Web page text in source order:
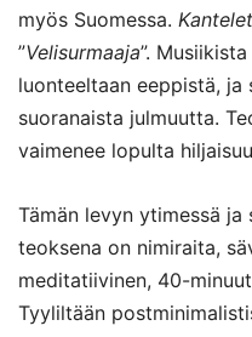
myös Suomessa.
”Velisurmaaja”.
luonteeltaan eeppistä,
suoranaista julmuutta.
vaimenee lopulta
Tämän levyn ytimessä ja
teoksena on nimiraita,
meditatiivinen, 40-
Tyyliltään